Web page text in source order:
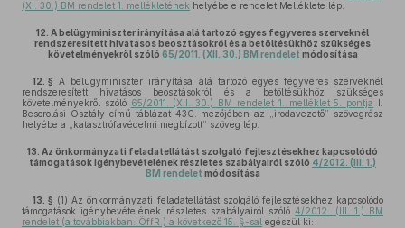
(XI. 30.) BM rendelet 1. mellékletének helyébe e rendelet Melléklete lép.
12. A belügyminiszter irányítása alá tartozó egyes fegyveres szerveknél
rendszeresített hivatásos beosztásokról és a betöltésükhöz szükséges
követelményekről szóló 65/2011. (XII. 30.) BM rendelet módosítása
12. § A belügyminiszter irányítása alá tartozó egyes fegyveres szerveknél
rendszeresített hivatásos beosztásokról és a betöltésükhöz szükséges
követelményekről szóló 65/2011. (XII. 30.) BM rendelet 1. melléklet 5. pontja I.
Besorolási Osztály című táblázat 43C. mezőjében az „irodavezető” szövegrész
helyébe a „katasztrófavédelmi megbízott” szöveg lép.
13. Az önkormányzati feladatellátást szolgáló fejlesztésekhez kapcsolódó
támogatások igénybevételének részletes szabályairól szóló 4/2012. (III. 1.)
BM rendelet módosítása
13. § (1) Az önkormányzati feladatellátást szolgáló fejlesztésekhez kapcsolódó
támogatások igénybevételének részletes szabályairól szóló4/2012. (III. 1.) BM
rendelet (a továbbiakban: ÖffR.) a következő 15. §-sal egészül ki: